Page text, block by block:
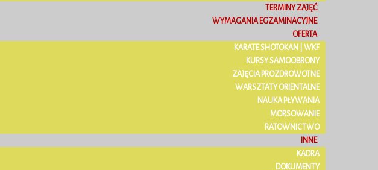
TERMINY ZAJĘĆ
WYMAGANIA EGZAMINACYJNE
OFERTA
KARATE SHOTOKAN | WKF
KURSY SAMOOBRONY
ZAJĘCIA PROZDROWOTNE
WARSZTATY ORIENTALNE
NAUKA PŁYWANIA
MORSOWANIE
RATOWNICTWO
INNE
KADRA
DOKUMENTY